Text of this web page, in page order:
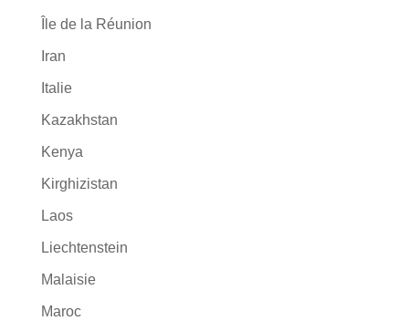
Île de la Réunion
Iran
Italie
Kazakhstan
Kenya
Kirghizistan
Laos
Liechtenstein
Malaisie
Maroc